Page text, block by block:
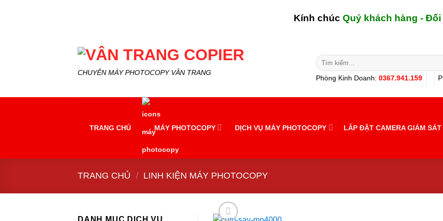
Kính chúcQuý khách hàng - Đối tác
CHUYÊN MÁY PHOTOCOPY VÂN TRANG
Tìm
kiếm:
Phòng Kinh Doanh: 0367.941.159
TRANG CHỦ MÁY PHOTOCOPY DỊCH VỤ MÁY PHOTOCOPY LẮP ĐẶT CAMERA GIÁM SÁT
TRANG CHỦ / LINH KIỆN MÁY PHOTOCOPY
DANH MỤC DỊCH VỤ